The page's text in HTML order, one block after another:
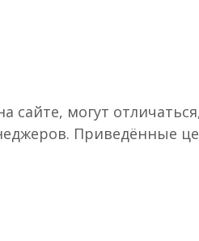
могут
Приведённые